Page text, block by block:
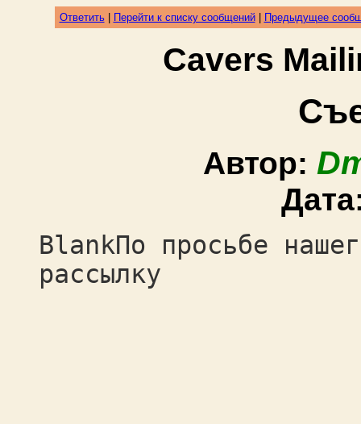
Ответить| Перейти к списку сообщений| Предыдущее
Cavers
Автор:
BlankПо просьбе
рассылку